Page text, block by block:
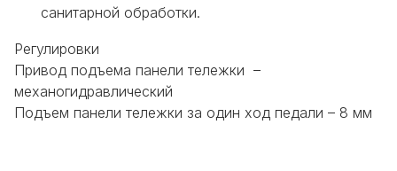
санитарной обработки.
Регулировки
Привод подъема панели тележки –
механогидравлический
Подъем панели тележки за один ход педали – 8 мм